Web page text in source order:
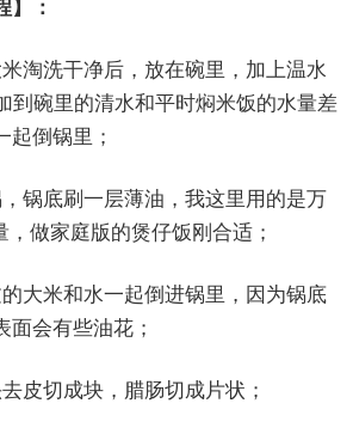
】：
淘洗干净后，放在碗里，加上温水
到碗里的清水和平时焖米饭的水量差
起倒锅里；
锅底刷一层薄油，我这里用的是万
做家庭版的煲仔饭刚合适；
大米和水一起倒进锅里，因为锅底
面会有些油花；
皮切成块，腊肠切成片状；